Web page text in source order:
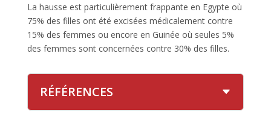
La hausse est particulièrement frappante en Egypte où
75% des filles ont été excisées médicalement contre
15% des femmes ou encore en Guinée où seules 5%
des femmes sont concernées contre 30% des filles.
RÉFÉRENCES